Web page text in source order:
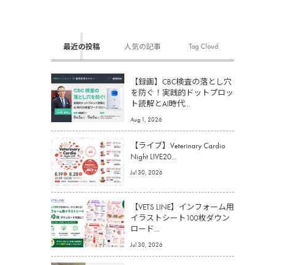
最近の投稿 人気の記事 Tag Cloud
【録画】CBC検査の落とし穴
を防ぐ！実践的ドットプロッ
ト読解とAI時代...
Aug 1, 2026
【ライブ】Veterinary Cardio
Night LIVE20...
Jul 30, 2026
【VETS LINE】インフォーム用
イラストシート100枚ダウン
ロード...
Jul 30, 2026